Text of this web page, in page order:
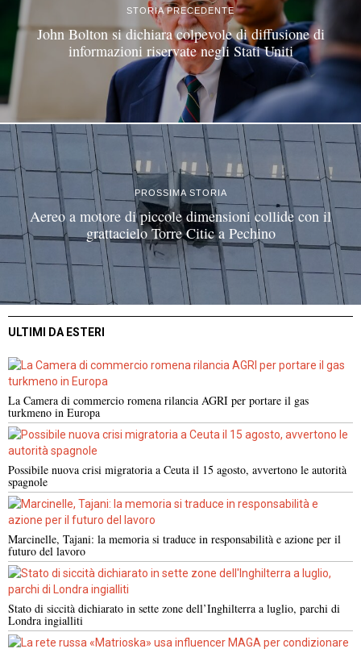
STORIA PRECEDENTE
John Bolton si dichiara colpevole di diffusione di
informazioni riservate negli Stati Uniti
PROSSIMA STORIA
Aereo a motore di piccole dimensioni collide con il
grattacielo Torre Citic a Pechino
ULTIMI DA ESTERI
La Camera di commercio romena rilancia AGRI per portare il gas
turkmeno in Europa
Possibile nuova crisi migratoria a Ceuta il 15 agosto, avvertono le autorità
spagnole
Marcinelle, Tajani: la memoria si traduce in responsabilità e azione per il
futuro del lavoro
Stato di siccità dichiarato in sette zone dell’Inghilterra a luglio, parchi di
Londra ingialliti